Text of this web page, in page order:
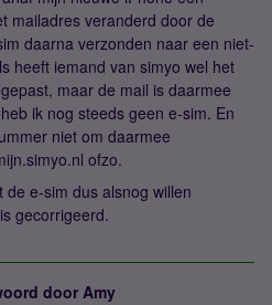
mailadres veranderd door de
daarna verzonden naar een niet-
heeft iemand van simyo wel het
maar de mail is daarmee
ik nog steeds geen e-sim. En
niet om daarmee
ofzo.
e-sim dus alsnog willen
gecorrigeerd.
door Amy